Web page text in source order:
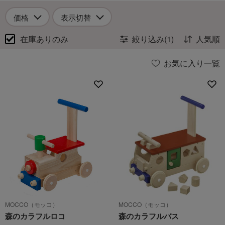
価格 表示切替
在庫ありのみ 絞り込み(1) 人気順
お気に入り一覧
MOCCO（モッコ）
森のカラフルロコ
MOCCO（モッコ）
森のカラフルバス